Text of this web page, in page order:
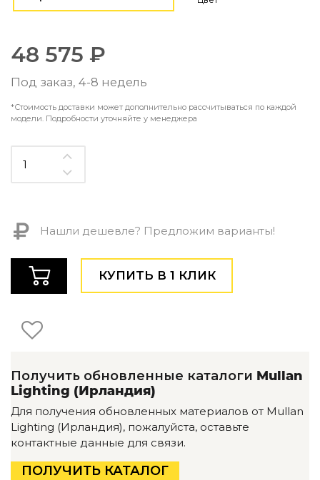
Контемпорари
Мебель
По типу
Столы и столики
Комоды и тумбы
Полки и стеллажи
Мебель для HoReCa
Корпусная мебель на заказ
Шкафы и гардеробные на заказ
Мебель для ванной
Детская мебель
Коллекции
ROOM — Modern
INTERRA — Soft Modern
ARTOPIA — Mid-Century
DAYZ — Ethno
Все коллекции мебели
48 575 ₽
Под заказ, 4-8 недель
*Стоимость доставки может дополнительно рассчитываться по каждой
модели. Подробности уточняйте у менеджера
Нашли дешевле? Предложим варианты!
КУПИТЬ В 1 КЛИК
Получить обновленные каталоги Mullan
Lighting (Ирландия)
Для получения обновленных материалов от Mullan
Lighting (Ирландия), пожалуйста, оставьте
контактные данные для связи.
ПОЛУЧИТЬ КАТАЛОГ